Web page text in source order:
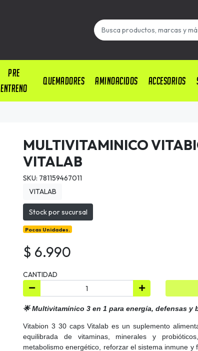
PRE
ENTRENO
QUEMADORES AMINOACIDOS ACCESORIOS
MULTIVITAMINICO
VITALAB
SKU: 781159467011
VITALAB
Stock por sucursal
Pocas Unidades.
$ 6.990
CANTIDAD
🌟 Multivitamínico 3 en 1 para energía, defensas y
Vitabion 3 30 caps Vitalab es un suplemento
equilibrada de vitaminas, minerales y
metabolismo energético, reforzar el sistema inmune y